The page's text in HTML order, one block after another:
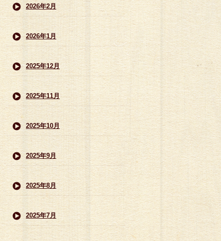
2026年2月
2026年1月
2025年12月
2025年11月
2025年10月
2025年9月
2025年8月
2025年7月